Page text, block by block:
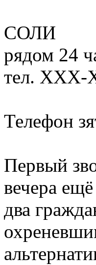
СОЛИ
рядом 24
тел.
Телефон
Первый
вечера
два